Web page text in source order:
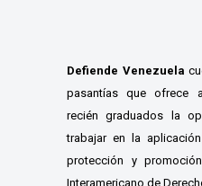
Defiende Venezuela
pasantías que ofrece
recién graduados la
trabajar en la
protección y
Interamericano de